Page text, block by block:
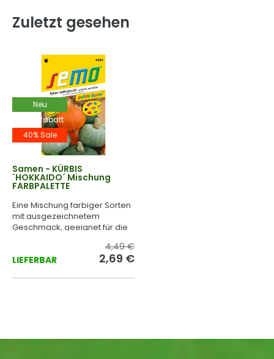
Zuletzt gesehen
Neu
-40% Rabatt
40% Sale
Samen - KÜRBIS
´HOKKAIDO´ Mischung
FARBPALETTE
Eine Mischung farbiger Sorten
mit ausgezeichnetem
Geschmack, geeignet für die
LIEFERBAR
4,49 €
2,69 €